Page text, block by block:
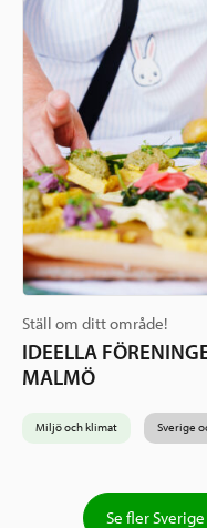
Ställ om ditt område!
IDEELLA
MALMÖ
Miljö och klimat Sverige
Se fler